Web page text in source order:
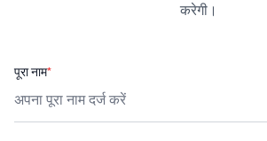
करेगी।
पूरा नाम*